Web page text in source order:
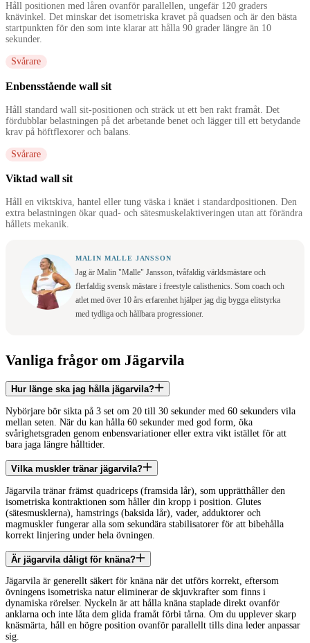
Håll positionen med låren ovanför parallellen, ungefär 120 graders
knävinkel. Det minskar det isometriska kravet på quadsen och är den bästa
startpunkten för den som inte klarar att hålla 90 grader längre än 10
sekunder.
Svårare
Enbensstående wall sit
Håll standard wall sit-positionen och sträck ut ett ben rakt framåt. Det
fördubblar belastningen på det arbetande benet och lägger till ett betydande
krav på höftflexorer och balans.
Svårare
Viktad wall sit
Håll en viktskiva, hantel eller tung väska i knäet i standardpositionen. Den
extra belastningen ökar quad- och sätesmuskelaktiveringen utan att förändra
hållets mekanik.
MALIN MALLE JANSSON
Jag är Malin "Malle" Jansson, tvåfaldig världsmästare och
flerfaldig svensk mästare i freestyle calisthenics. Som coach och
atlet med över 10 års erfarenhet hjälper jag dig bygga elitstyrka
med tydliga och hållbara progressioner.
Vanliga frågor om Jägarvila
Hur länge ska jag hålla jägarvila?
Nybörjare bör sikta på 3 set om 20 till 30 sekunder med 60 sekunders vila
mellan seten. När du kan hålla 60 sekunder med god form, öka
svårighetsgraden genom enbensvariationer eller extra vikt istället för att
bara jaga längre hålltider.
Vilka muskler tränar jägarvila?
Jägarvila tränar främst quadriceps (framsida lår), som upprätthåller den
isometriska kontraktionen som håller din kropp i position. Glutes
(sätesmusklerna), hamstrings (baksida lår), vader, adduktorer och
magmuskler fungerar alla som sekundära stabilisatorer för att bibehålla
korrekt linjering under hela övningen.
Är jägarvila dåligt för knäna?
Jägarvila är generellt säkert för knäna när det utförs korrekt, eftersom
övningens isometriska natur eliminerar de skjuvkrafter som finns i
dynamiska rörelser. Nyckeln är att hålla knäna staplade direkt ovanför
anklarna och inte låta dem glida framåt förbi tårna. Om du upplever skarp
knäsmärta, håll en högre position ovanför parallellt tills dina leder anpassar
sig.